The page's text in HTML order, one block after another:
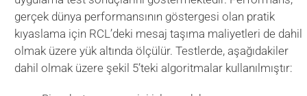
gerçek dünya performansının göstergesi olan pratik
kıyaslama için RCL’deki mesaj taşıma maliyetleri de dahil
olmak üzere yük altında ölçülür. Testlerde, aşağıdakiler
dahil olmak üzere şekil 5’teki algoritmalar kullanılmıştır: